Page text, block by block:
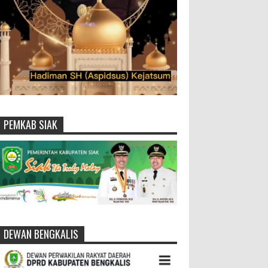
PEMKAB SIAK
DEWAN BENGKALIS